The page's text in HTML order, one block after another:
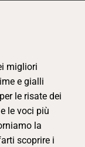
migliori
e gialli
le risate dei
le voci più
la
scoprire i